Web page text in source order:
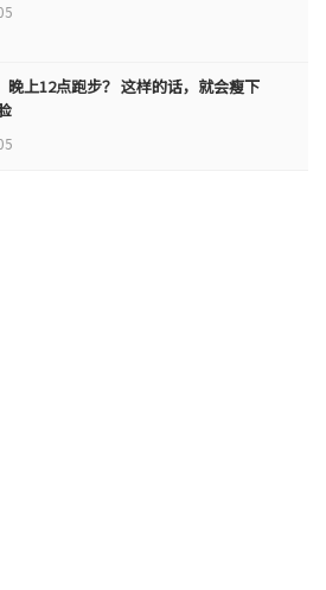
晚上12点跑步？ 这样的话，就会瘦下